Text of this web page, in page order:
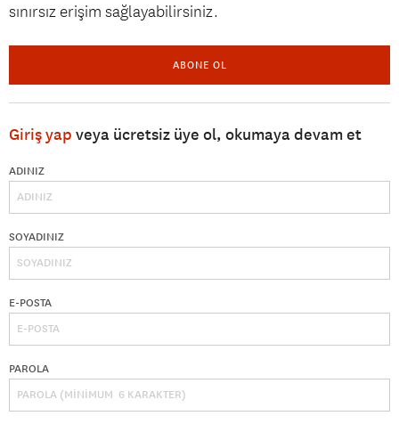
sınırsız erişim sağlayabilirsiniz.
ABONE OL
Giriş yap veya ücretsiz üye ol, okumaya devam et
ADINIZ
SOYADINIZ
E-POSTA
PAROLA